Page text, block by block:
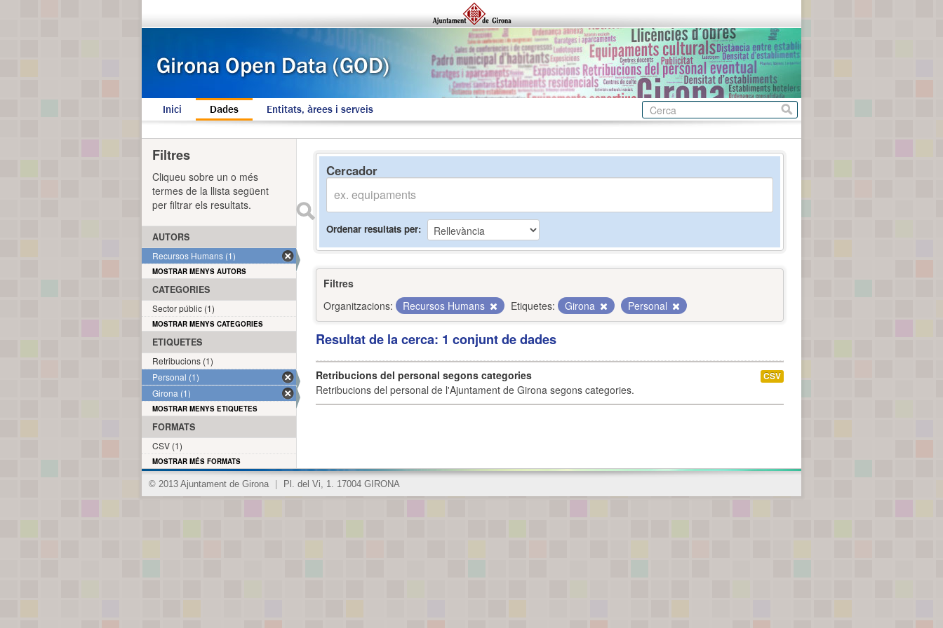
Inici Dades Entitats, àrees i serveis
Cercador
Ordenar resultats per
Filtres
Organitzacions:
Recursos Humans Etiquetes: Girona Personal
Resultat de la cerca: 1 conjunt de dades
Retribucions del personal segons categories
Retribucions del personal de l'Ajuntament de Girona segons categories.
CSV
Filtres
Cliqueu sobre un o més
termes de la llista següent
per filtrar els resultats.
AUTORS
Recursos Humans (1)
MOSTRAR MENYS AUTORS
CATEGORIES
Sector públic (1)
MOSTRAR MENYS CATEGORIES
ETIQUETES
Retribucions (1)
Personal (1)
Girona (1)
MOSTRAR MENYS ETIQUETES
FORMATS
CSV (1)
MOSTRAR MÉS FORMATS
© 2013 Ajuntament de Girona Pl. del Vi, 1. 17004 GIRONA